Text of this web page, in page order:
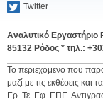
Twitter
Αναλυτικό Εργαστήριο
85132 Ρόδος * τηλ.:
Το περιεχόμενο που
μαζί με τις εκθέσεις και
Ερ. Τε. Εφ. ΕΠΕ.